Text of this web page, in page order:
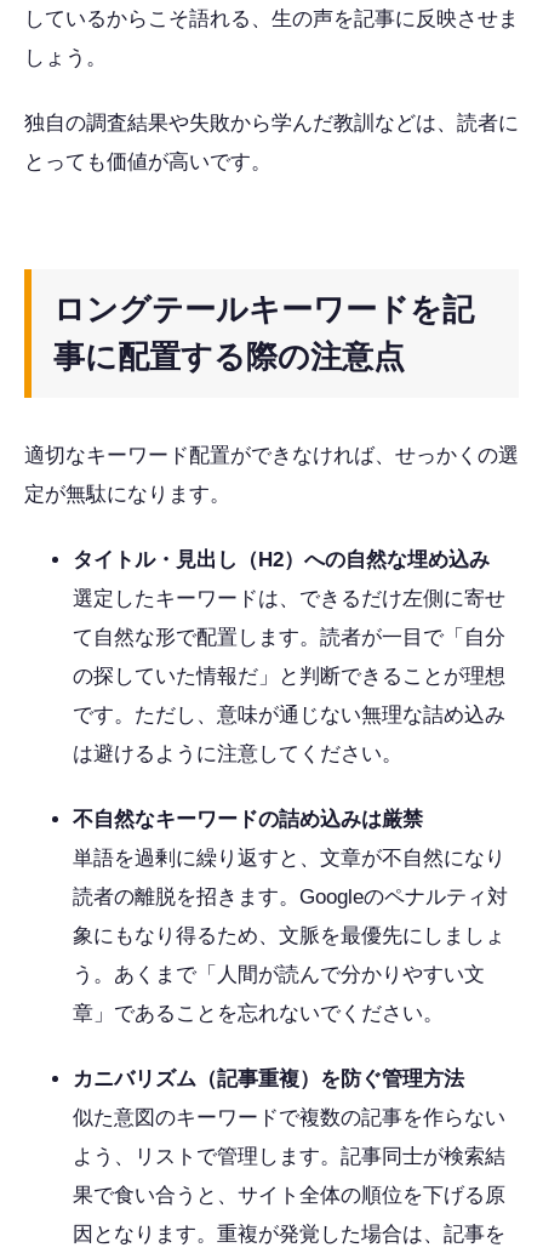
しているからこそ語れる、生の声を記事に反映させま
しょう。
独自の調査結果や失敗から学んだ教訓などは、読者に
とっても価値が高いです。
ロングテールキーワードを記
事に配置する際の注意点
適切なキーワード配置ができなければ、せっかくの選
定が無駄になります。
タイトル・見出し（H2）への自然な埋め込み
選定したキーワードは、できるだけ左側に寄せ
て自然な形で配置します。読者が一目で「自分
の探していた情報だ」と判断できることが理想
です。ただし、意味が通じない無理な詰め込み
は避けるように注意してください。
不自然なキーワードの詰め込みは厳禁
単語を過剰に繰り返すと、文章が不自然になり
読者の離脱を招きます。Googleのペナルティ対
象にもなり得るため、文脈を最優先にしましょ
う。あくまで「人間が読んで分かりやすい文
章」であることを忘れないでください。
カニバリズム（記事重複）を防ぐ管理方法
似た意図のキーワードで複数の記事を作らない
よう、リストで管理します。記事同士が検索結
果で食い合うと、サイト全体の順位を下げる原
因となります。重複が発覚した場合は、記事を